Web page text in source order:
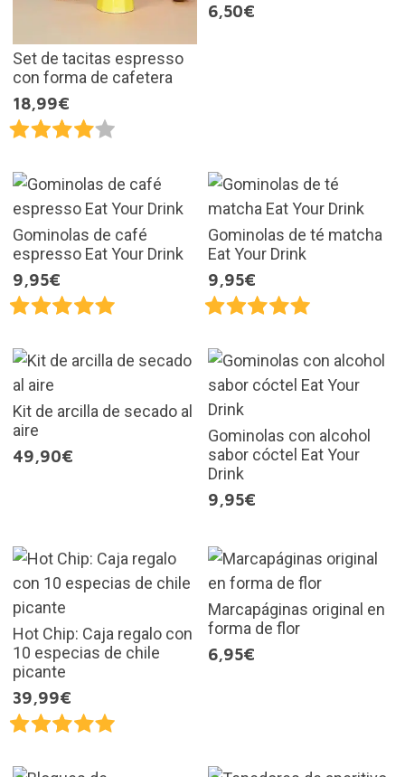
Set de tacitas espresso
con forma de cafetera
18,99€
6,50€
Gominolas de café
espresso Eat Your Drink
9,95€
Gominolas de té matcha
Eat Your Drink
9,95€
Kit de arcilla de secado al
aire
49,90€
Gominolas con alcohol
sabor cóctel Eat Your
Drink
9,95€
Hot Chip: Caja regalo con
10 especias de chile
picante
39,99€
Marcapáginas original en
forma de flor
6,95€